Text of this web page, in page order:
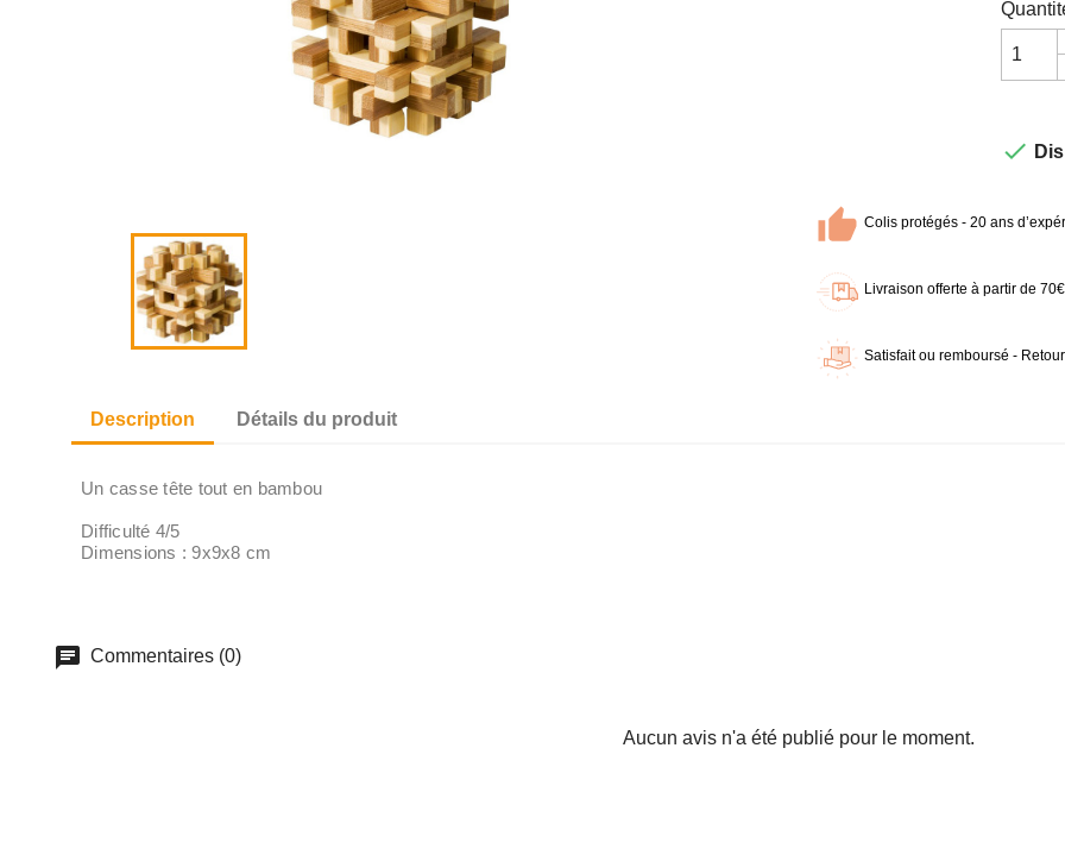

Colis protégés - 20 ans
Livraison offerte à partir de
Satisfait ou remboursé -
Description Détails du produit
Un casse tête tout en bambou
Difficulté 4/5
Dimensions : 9x9x8 cm
Commentaires (0)
Aucun avis n'a été publié pour le moment.